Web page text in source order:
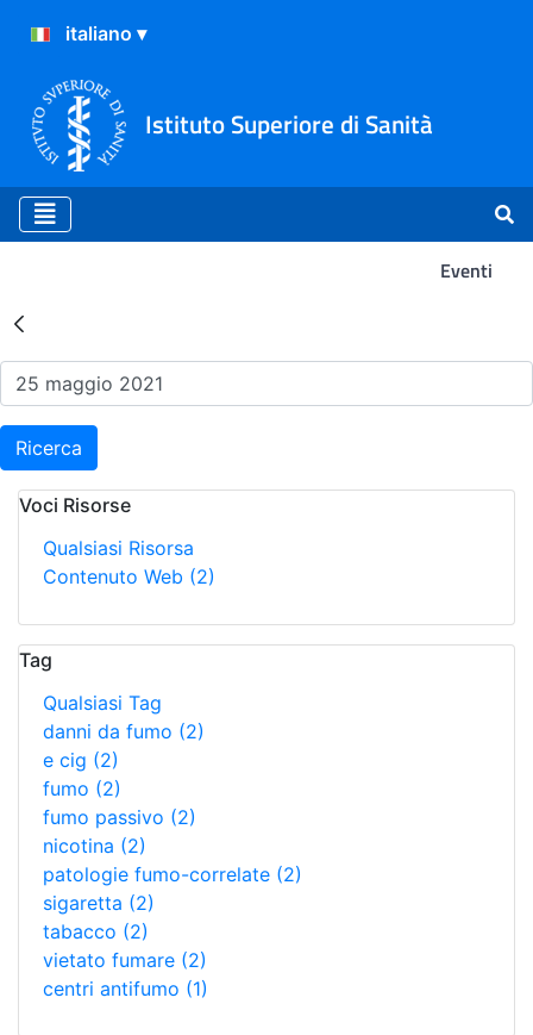
Istituto Superiore di Sanità
Eventi
Risultati della Ricerca -
Ricerca
Voci Risorse
Qualsiasi Risorsa
Contenuto Web (2)
Tag
Qualsiasi Tag
danni da fumo (2)
e cig (2)
fumo (2)
fumo passivo (2)
nicotina (2)
patologie fumo-correlate (2)
sigaretta (2)
tabacco (2)
vietato fumare (2)
centri antifumo (1)